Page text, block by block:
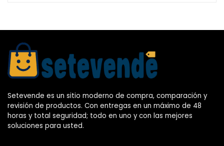
Setevende es un sitio moderno de compra, comparación y
revisión de productos. Con entregas en un máximo de 48
horas y total seguridad; todo en uno y con las mejores
soluciones para usted.